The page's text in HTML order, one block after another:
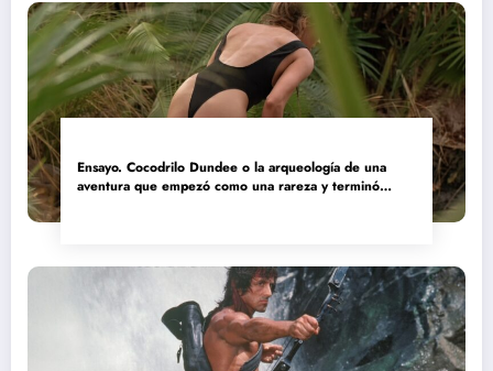
Ensayo. Cocodrilo Dundee o la arqueología de una
aventura que empezó como una rareza y terminó